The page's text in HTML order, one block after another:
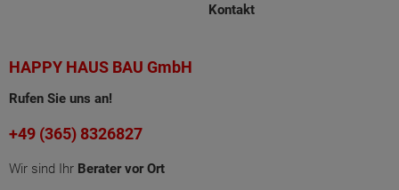
Kontakt
HAPPY HAUS BAU GmbH
Rufen Sie uns an!
+49 (365) 8326827
Wir sind Ihr Berater vor Ort